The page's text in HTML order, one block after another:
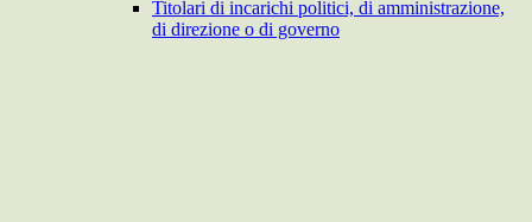
Titolari di incarichi politici, di amministrazione,
di direzione o di governo